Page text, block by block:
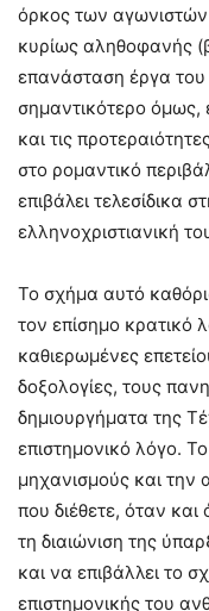
όρκος των
κυρίως αληθοφανής
επανάσταση έργα
σημαντικότερο όμως,
και τις
στο ρομαντικό
επιβάλει τελεσίδικα
ελληνοχριστιανική
Το σχήμα αυτό
τον επίσημο κρατικό
καθιερωμένες
δοξολογίες, τους
δημιουργήματα της
επιστημονικό λόγο.
μηχανισμούς και την
που διέθετε, όταν
τη διαιώνιση της
και να επιβάλλει το
επιστημονικής του